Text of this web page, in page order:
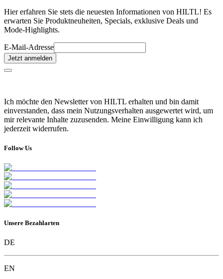
Hier erfahren Sie stets die neuesten Informationen von HILTL! Es
erwarten Sie Produktneuheiten, Specials, exklusive Deals und
Mode-Highlights.
E-Mail-Adresse
Jetzt anmelden
Ich möchte den Newsletter von HILTL erhalten und bin damit
einverstanden, dass mein Nutzungsverhalten ausgewertet wird, um
mir relevante Inhalte zuzusenden. Meine Einwilligung kann ich
jederzeit widerrufen.
Follow Us
Unsere Bezahlarten
DE
EN